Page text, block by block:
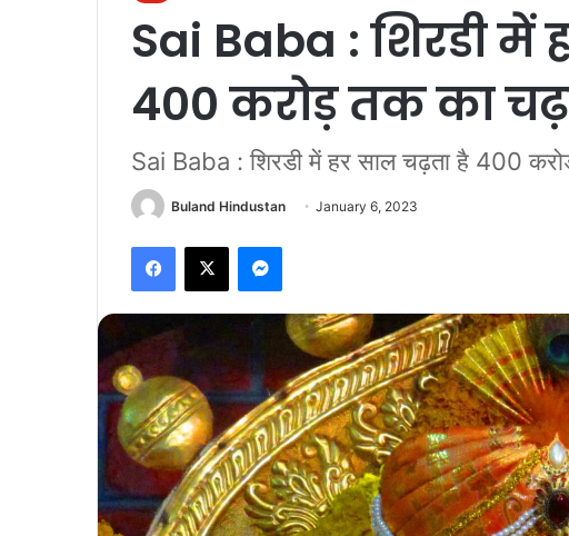
Sai Baba : शिरडी में
400 करोड़ तक का
Sai Baba : शिरडी में हर साल चढ़ता है 400
Buland Hindustan January 6, 2023
Facebook
X Messenger